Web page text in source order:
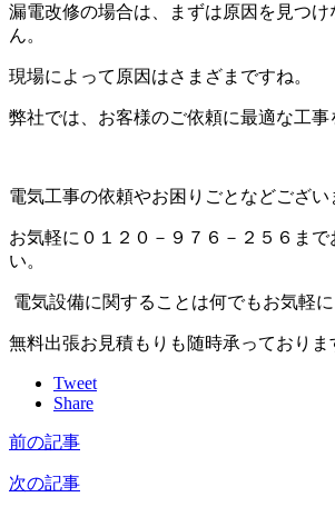
漏電改修の場合は、まずは原因を見つ
ん。
現場によって原因はさまざまですね。
弊社では、お客様のご依頼に最適な工事
電気工事の依頼やお困りごとなどござい
お気軽に０１２０－９７６－２５６まで
い。
電気設備に関することは何でもお気軽に
無料出張お見積もりも随時承っておりま
Tweet
Share
前の記事
次の記事